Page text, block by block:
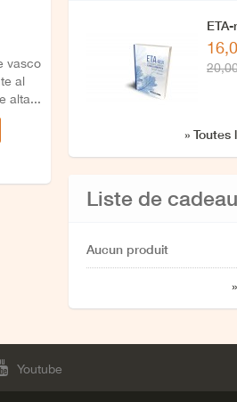
vasco
al
alta...
» Toutes
Liste de
Aucun produit
Youtube